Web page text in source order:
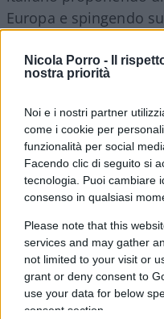
Nicola Porro -
Il
nostra priorità
Noi e i nostri partner
come i cookie per
funzionalità per social
Facendo clic di seguito si
tecnologia. Puoi cambiare
consenso in qualsiasi
Please note that this
services and may gather
not limited to your visit or
grant or deny consent to
use your data for below
consent section.
Europa e spingendo
Dopo aver
concentriamoci sui
elezioni. Senza
esce ridimensionato
raggiungendo il suo
quale molti
leader più arrogante
centrosinistra. Matteo
della disfatta
dimissioni parziali